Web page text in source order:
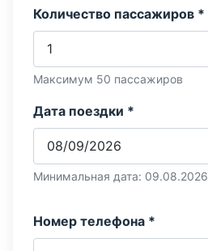
Количество пассажиров *
Максимум 50 пассажиров
Дата поездки *
Минимальная дата: 09.08.2026
Номер телефона *